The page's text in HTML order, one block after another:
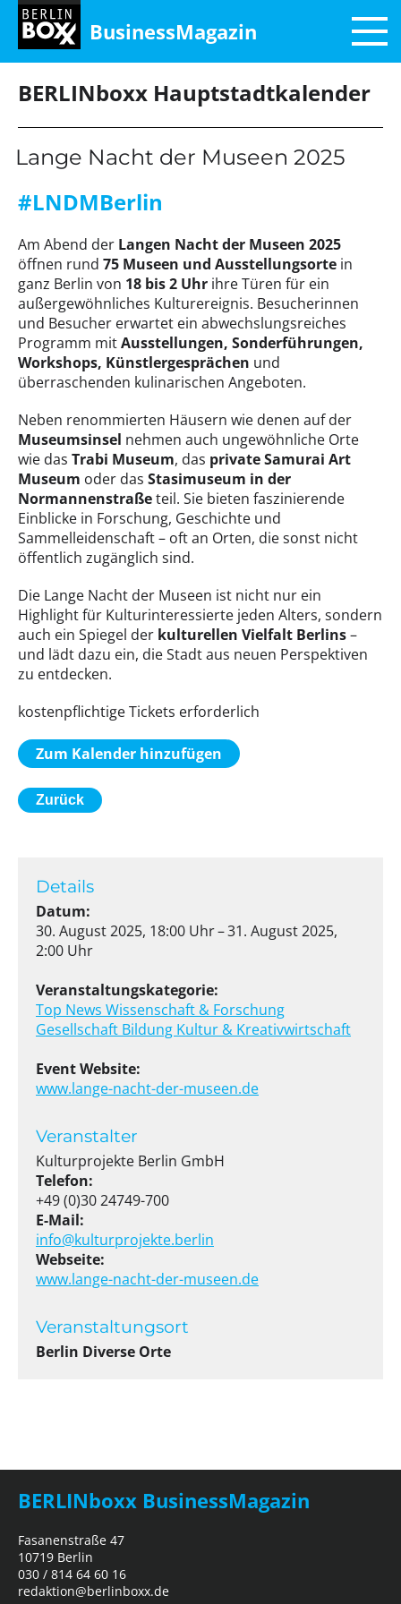
BusinessMagazin
BERLINboxx Hauptstadtkalender
Details
Datum:
30. August 2025, 18:00 Uhr – 31. August 2025,
2:00 Uhr
Veranstaltungskategorie:
Top News Wissenschaft & Forschung
Gesellschaft Bildung Kultur & Kreativwirtschaft
Event Website:
www.lange-nacht-der-museen.de
Veranstalter
Kulturprojekte Berlin GmbH
Telefon:
+49 (0)30 24749-700
E-Mail:
info@kulturprojekte.berlin
Webseite:
www.lange-nacht-der-museen.de
Veranstaltungsort
Berlin Diverse Orte
Lange Nacht der Museen 2025
#LNDMBerlin
Am Abend der Langen Nacht der Museen 2025
öffnen rund 75 Museen und Ausstellungsorte in
ganz Berlin von 18 bis 2 Uhr ihre Türen für ein
außergewöhnliches Kulturereignis. Besucherinnen
und Besucher erwartet ein abwechslungsreiches
Programm mitAusstellungen, Sonderführungen,
Workshops, Künstlergesprächen und
überraschenden kulinarischen Angeboten.
Neben renommierten Häusern wie denen auf der
Museumsinsel nehmen auch ungewöhnliche Orte
wie das Trabi Museum, das private Samurai Art
Museum oder das Stasimuseum in der
Normannenstraßeteil. Sie bieten faszinierende
Einblicke in Forschung, Geschichte und
Sammelleidenschaft – oft an Orten, die sonst nicht
öffentlich zugänglich sind.
Die Lange Nacht der Museen ist nicht nur ein
Highlight für Kulturinteressierte jeden Alters, sondern
auch ein Spiegel der kulturellen Vielfalt Berlins–
und lädt dazu ein, die Stadt aus neuen Perspektiven
zu entdecken.
kostenpflichtige Tickets erforderlich
Zum Kalender hinzufügen
Zurück
BERLINboxx BusinessMagazin
Fasanenstraße 47
10719 Berlin
030 / 814 64 60 16
redaktion@berlinboxx.de